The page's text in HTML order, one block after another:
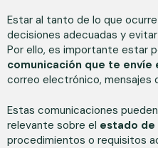
Estar al tanto de lo que
decisiones adecuadas y
Por ello, es importante estar
comunicación que te envíe
correo electrónico, mensajes
Estas comunicaciones
relevante sobre el estado
procedimientos o requisitos